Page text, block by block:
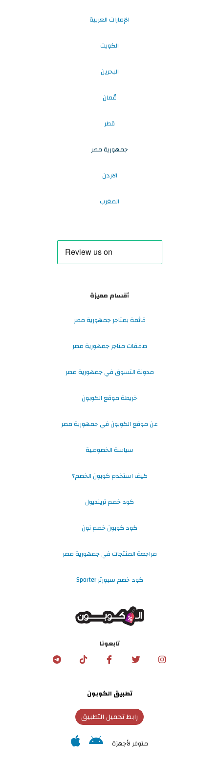
الإمارات العربية
الكويت
البحرين
عُمان
قطر
جمهورية مصر
الاردن
المغرب
أقسام مميزة
قائمة بمتاجر جمهورية مصر
صفقات متاجر جمهورية مصر
مدونة التسوق في جمهورية مصر
خريطة موقع الكوبون
عن موقع الكوبون في جمهورية مصر
سياسة الخصوصية
كيف استخدم كوبون الخصم؟
كود خصم ترينديول
كود كوبون خصم نون
مراجعة المنتجات في جمهورية مصر
كود خصم سبورتر Sporter
تابعونا
تطبيق الكوبون
رابط تحميل التطبيق
متوفر لأجهزة